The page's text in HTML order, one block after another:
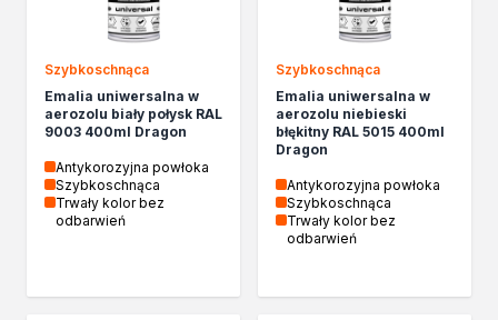
Czyszczenie i rozcieńczanie
Rozcieńczalniki ogólnego stosowania
Rozcieńczalniki specjalistyczne
Rozcieńczalniki BIO
Chemia gospodarcza
Środki bioochronne
Środki czyszczące
Ochrona i dekoracja
Bejce
Szybkoschnąca
Emalia uniwersalna w
aerozolu biały połysk RAL
9003 400ml Dragon
Antykorozyjna powłoka
Szybkoschnąca
Trwały kolor bez
odbarwień
Szybkoschnąca
Emalia uniwersalna w
aerozolu niebieski
błękitny RAL 5015 400ml
Dragon
Antykorozyjna powłoka
Szybkoschnąca
Trwały kolor bez
odbarwień